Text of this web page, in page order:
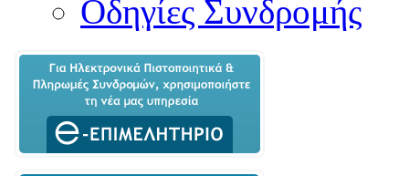
Οδηγίες Συνδρομής